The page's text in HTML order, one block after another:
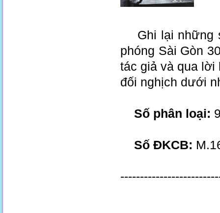
Ghi lại những
phóng Sài Gòn
tác giả và qua
đối nghịch dưới
Số phân loại:
Số ĐKCB: